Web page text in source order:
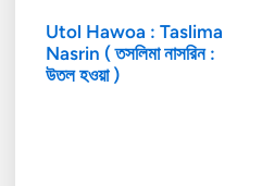
Utol Hawoa : Taslima
Nasrin ( তসলিমা নাসরিন :
উতল হওয়া )